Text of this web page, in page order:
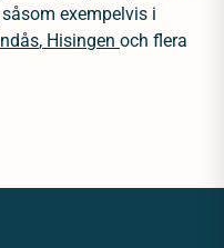
exempelvis i
, Hisingen och flera